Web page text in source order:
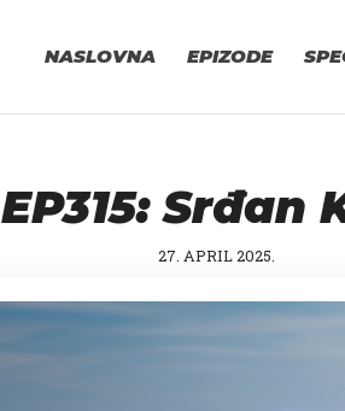
NASLOVNA EPIZODE
EP315: Srđan
27. APRIL 2025.